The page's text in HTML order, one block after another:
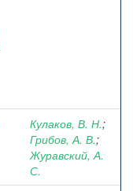
Кулаков, В. Н.;
Грибов, А. В.;
Журавский, А.
С.